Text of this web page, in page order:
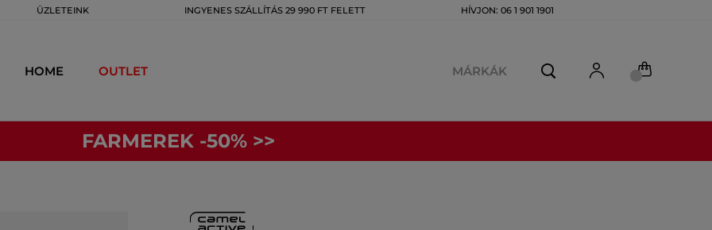
ÜZLETEINK INGYENES SZÁLLÍTÁS 29 990 FT FELETT HÍVJON: 06 1 901 1901
HOME OUTLET MÁRKÁK
FARMEREK -50% >>